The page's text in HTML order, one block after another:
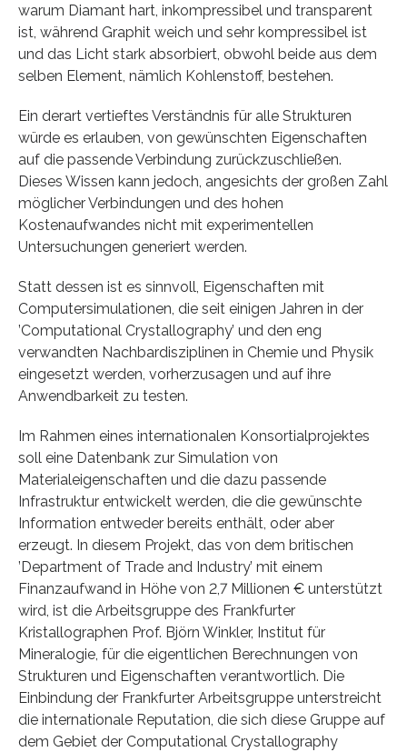
warum Diamant hart, inkompressibel und transparent
ist, während Graphit weich und sehr kompressibel ist
und das Licht stark absorbiert, obwohl beide aus dem
selben Element, nämlich Kohlenstoff, bestehen.
Ein derart vertieftes Verständnis für alle Strukturen
würde es erlauben, von gewünschten Eigenschaften
auf die passende Verbindung zurückzuschließen.
Dieses Wissen kann jedoch, angesichts der großen Zahl
möglicher Verbindungen und des hohen
Kostenaufwandes nicht mit experimentellen
Untersuchungen generiert werden.
Statt dessen ist es sinnvoll, Eigenschaften mit
Computersimulationen, die seit einigen Jahren in der
’Computational Crystallography’ und den eng
verwandten Nachbardisziplinen in Chemie und Physik
eingesetzt werden, vorherzusagen und auf ihre
Anwendbarkeit zu testen.
Im Rahmen eines internationalen Konsortialprojektes
soll eine Datenbank zur Simulation von
Materialeigenschaften und die dazu passende
Infrastruktur entwickelt werden, die die gewünschte
Information entweder bereits enthält, oder aber
erzeugt. In diesem Projekt, das von dem britischen
’Department of Trade and Industry’ mit einem
Finanzaufwand in Höhe von 2,7 Millionen € unterstützt
wird, ist die Arbeitsgruppe des Frankfurter
Kristallographen Prof. Björn Winkler, Institut für
Mineralogie, für die eigentlichen Berechnungen von
Strukturen und Eigenschaften verantwortlich. Die
Einbindung der Frankfurter Arbeitsgruppe unterstreicht
die internationale Reputation, die sich diese Gruppe auf
dem Gebiet der Computational Crystallography